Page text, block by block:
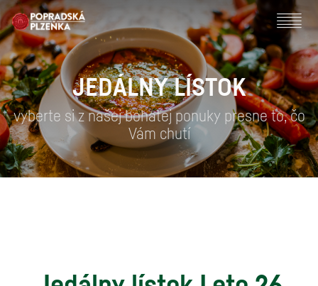
JEDÁLNY LÍSTOK
vyberte si z našej bohatej ponuky presne to, čo
Vám chutí